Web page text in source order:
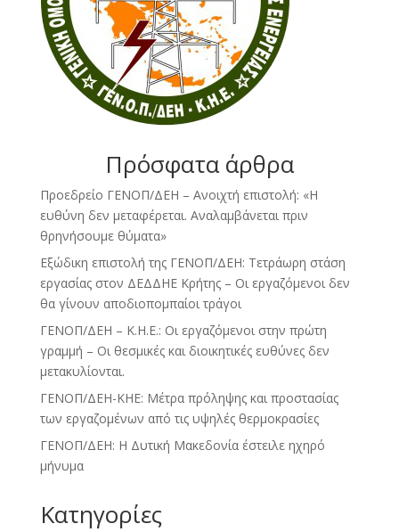
Πρόσφατα άρθρα
Προεδρείο ΓΕΝΟΠ/ΔΕΗ – Ανοιχτή επιστολή: «Η
ευθύνη δεν μεταφέρεται. Αναλαμβάνεται πριν
θρηνήσουμε θύματα»
Εξώδικη επιστολή της ΓΕΝΟΠ/ΔΕΗ: Τετράωρη στάση
εργασίας στον ΔΕΔΔΗΕ Κρήτης – Οι εργαζόμενοι δεν
θα γίνουν αποδιοπομπαίοι τράγοι
ΓΕΝΟΠ/ΔΕΗ – Κ.Η.Ε.: Οι εργαζόμενοι στην πρώτη
γραμμή – Οι θεσμικές και διοικητικές ευθύνες δεν
μετακυλίονται.
ΓΕΝΟΠ/ΔΕΗ-ΚΗΕ: Μέτρα πρόληψης και προστασίας
των εργαζομένων από τις υψηλές θερμοκρασίες
ΓΕΝΟΠ/ΔΕΗ: Η Δυτική Μακεδονία έστειλε ηχηρό
μήνυμα
Kατηγορίες